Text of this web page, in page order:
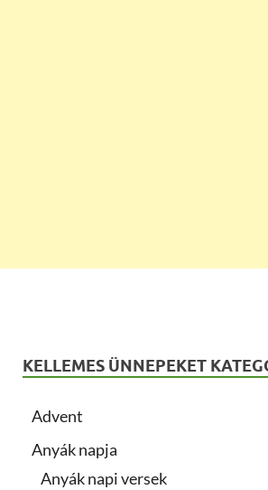
KELLEMES ÜNNEPEKET
Advent
Anyák napja
Anyák napi versek